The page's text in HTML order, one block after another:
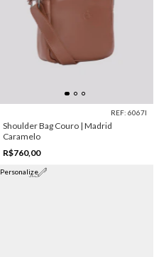
REF: 6067I
Shoulder Bag Couro | Madrid
Caramelo
R$760,00
Personalize